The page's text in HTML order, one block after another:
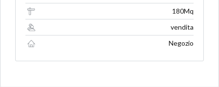
180Mq
vendita
Negozio